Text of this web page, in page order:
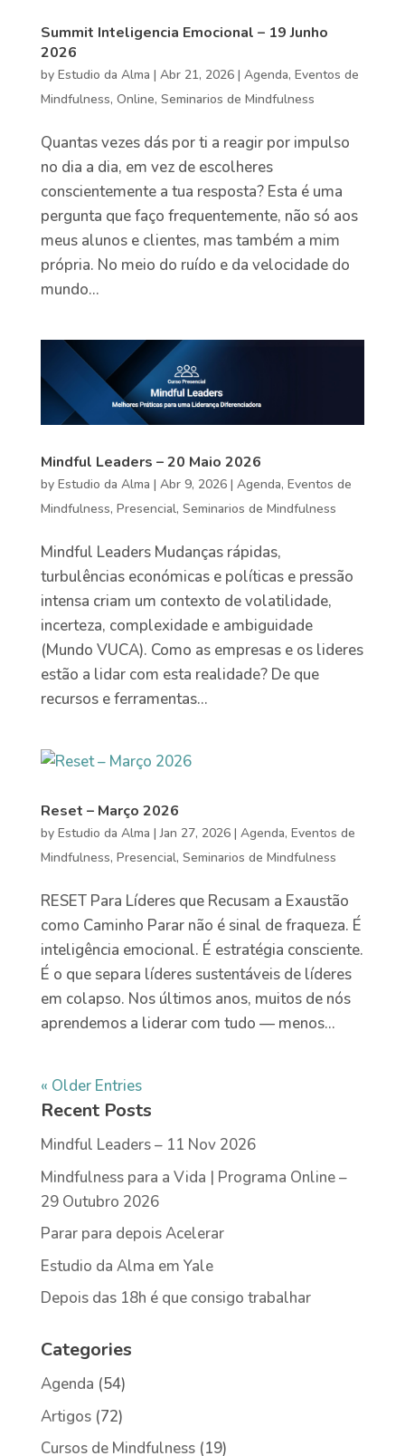
Summit Inteligencia Emocional – 19 Junho
2026
by Estudio da Alma | Abr 21, 2026| Agenda, Eventos de
Mindfulness, Online, Seminarios de Mindfulness
Quantas vezes dás por ti a reagir por impulso
no dia a dia, em vez de escolheres
conscientemente a tua resposta? Esta é uma
pergunta que faço frequentemente, não só aos
meus alunos e clientes, mas também a mim
própria. No meio do ruído e da velocidade do
mundo...
Mindful Leaders – 20 Maio 2026
by Estudio da Alma | Abr 9, 2026| Agenda, Eventos de
Mindfulness, Presencial, Seminarios de Mindfulness
Mindful Leaders Mudanças rápidas,
turbulências económicas e políticas e pressão
intensa criam um contexto de volatilidade,
incerteza, complexidade e ambiguidade
(Mundo VUCA). Como as empresas e os lideres
estão a lidar com esta realidade? De que
recursos e ferramentas...
Reset – Março 2026
by Estudio da Alma |Jan 27, 2026| Agenda, Eventos de
Mindfulness, Presencial, Seminarios de Mindfulness
RESET Para Líderes que Recusam a Exaustão
como Caminho Parar não é sinal de fraqueza. É
inteligência emocional. É estratégia consciente.
É o que separa líderes sustentáveis de líderes
em colapso. Nos últimos anos, muitos de nós
aprendemos a liderar com tudo — menos...
« Older Entries
Recent Posts
Mindful Leaders – 11 Nov 2026
Mindfulness para a Vida | Programa Online –
29 Outubro 2026
Parar para depois Acelerar
Estudio da Alma em Yale
Depois das 18h é que consigo trabalhar
Categories
Agenda (54)
Artigos(72)
Cursos de Mindfulness(19)